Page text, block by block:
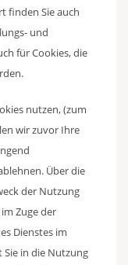
finden Sie auch
und
für Cookies, die
nutzen, (zum
wir zuvor Ihre
Über die
der Nutzung
Zuge der
Dienstes im
Sie in die Nutzung